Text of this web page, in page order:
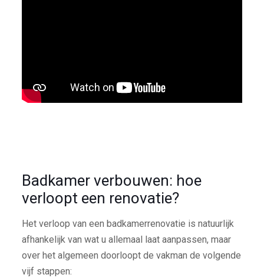
Badkamer verbouwen: hoe
verloopt een renovatie?
Het verloop van een badkamerrenovatie is natuurlijk
afhankelijk van wat u allemaal laat aanpassen, maar
over het algemeen doorloopt de vakman de volgende
vijf stappen: